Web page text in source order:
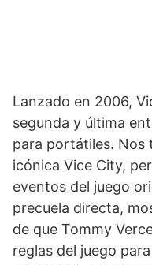
Lanzado en 2006,
segunda y última
para portátiles. Nos
icónica Vice City,
eventos del juego
precuela directa,
de que Tommy
reglas del juego